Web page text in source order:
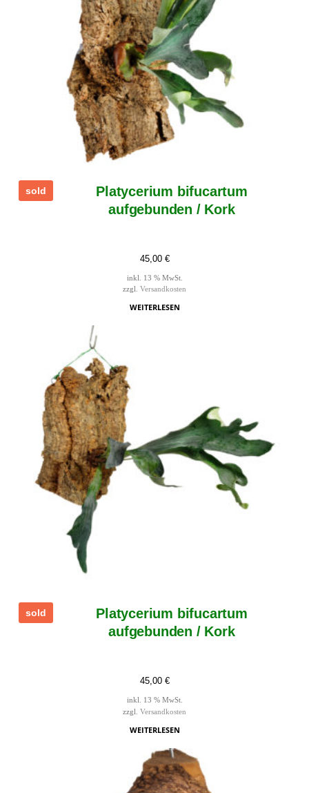
sold
Platycerium bifucartum
aufgebunden / Kork
45,00 €
inkl. 13 % MwSt.
zzgl. Versandkosten
WEITERLESEN
sold
Platycerium bifucartum
aufgebunden / Kork
45,00 €
inkl. 13 % MwSt.
zzgl. Versandkosten
WEITERLESEN